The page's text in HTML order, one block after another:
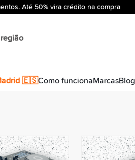
Até 50% vira crédito na compra
🇪🇸Como funcionaMarcasBlog